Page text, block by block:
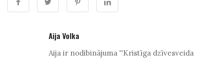
Aija Volka
Aija ir nodibinājuma ''Kristīga dzīvesveida